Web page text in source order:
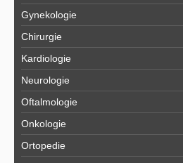
Gynekologie
Chirurgie
Kardiologie
Neurologie
Oftalmologie
Onkologie
Ortopedie